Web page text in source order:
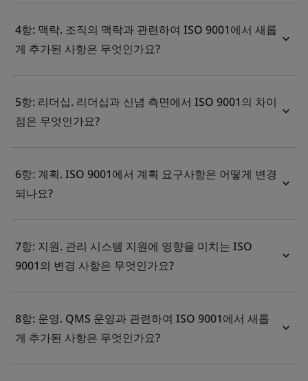
4항: 맥락. 조직의 맥락과 관련하여 ISO 9001에서 새롭
게 추가된 사항은 무엇인가요?
5항: 리더십. 리더십과 신념 측면에서 ISO 9001의 차이
점은 무엇인가요?
6항: 계획. ISO 9001에서 계획 요구사항은 어떻게 변경
되나요?
7항: 지원. 관리 시스템 지원에 영향을 미치는 ISO
9001의 변경 사항은 무엇인가요?
8항: 운영. QMS 운영과 관련하여 ISO 9001에서 새롭
게 추가된 사항은 무엇인가요?